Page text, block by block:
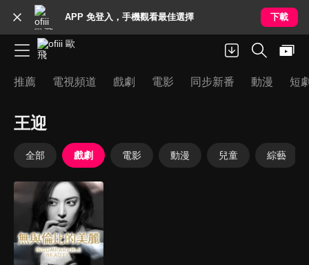
APP 免登入，手機觀看最佳選擇 下載
推薦 電視頻道 戲劇 電影 同步新番 動漫 短
王迎
全部 戲劇 電影 動漫 兒童 綜藝